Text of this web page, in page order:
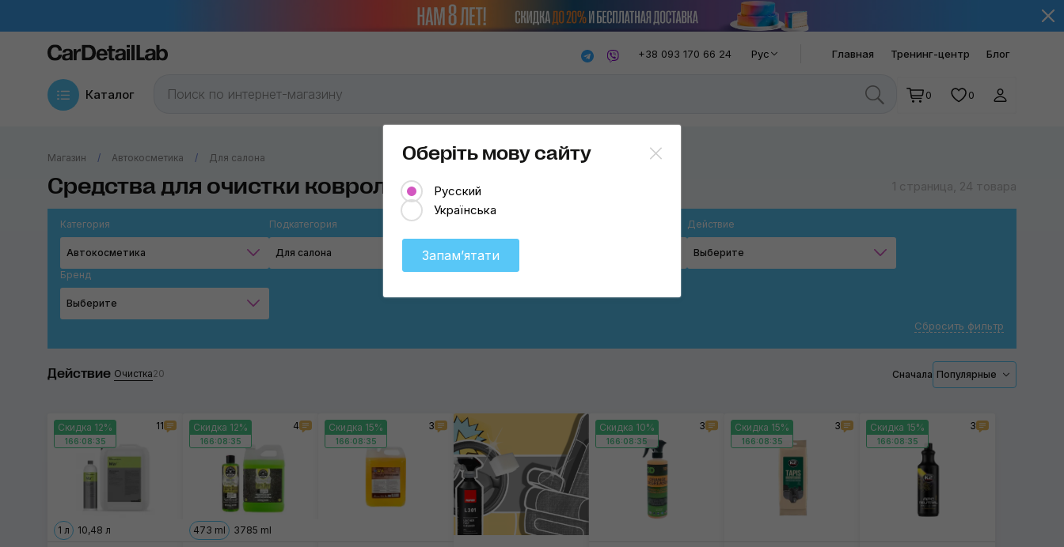
+38 093 170 66 24 Рус Главная Тренинг-центр Блог
Каталог 0 0
Магазин Автокосметика Для салона
Средства для очистки ковролина 1 страница, 24 товара
Категория
Автокосметика
Подкатегория
Для салона Ковролин
Винил
Ковролин
Неприятный запах
Применить
Действие
Выберите
Бренд
Выберите
Turtle Wax
Koch-Chemie
ChemicalPRO
CarPro
SGCB
Применить
Сбросить фильтр
Действие Очистка20 Сначала Популярные
Скидка 12%
166:08:35
11
1 л 10,48 л
Скидка 12%
166:08:35
4
473 ml 3785 ml
Скидка 15%
166:08:35
3 Скидка 10%
166:08:35
3 Скидка 15%
166:08:35
3 Скидка 15%
166:08:35
3
Оберіть мову сайту
Русский
Українська
Запамʼятати